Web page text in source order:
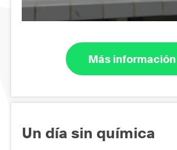
Más información
Un día sin química